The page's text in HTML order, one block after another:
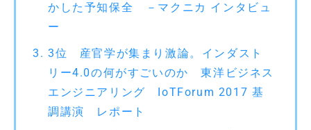
かした予知保全 －マクニカ インタビュ
ー
3位 産官学が集まり激論。インダスト
リー4.0の何がすごいのか 東洋ビジネス
エンジニアリング IoTForum 2017 基
調講演 レポート